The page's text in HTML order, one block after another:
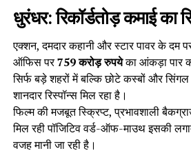
धुरंधर: रिकॉर्डतोड़ कमाई का
एक्शन, दमदार कहानी और स्टार पावर के दम
ऑफिस पर759 करोड़ रुपयेका आंकड़ा पार
सिर्फ बड़े शहरों में बल्कि छोटे कस्बों और सिंगल
शानदार रिस्पॉन्स मिल रहा है।
फिल्म की मजबूत स्क्रिप्ट, प्रभावशाली
मिल रही पॉजिटिव वर्ड-ऑफ-माउथ इसकी
वजह मानी जा रही है।